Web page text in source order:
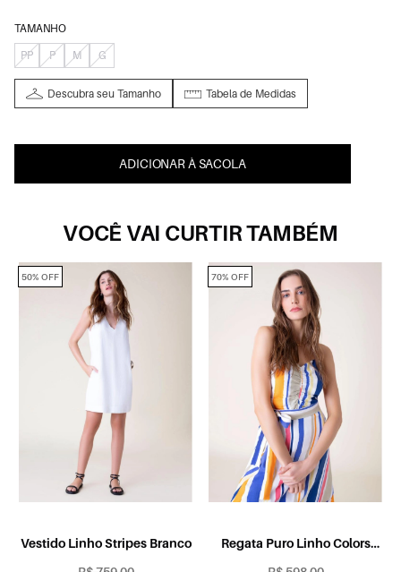
TAMANHO
PP
P M G
Descubra seu Tamanho Tabela de Medidas
ADICIONAR À SACOLA
VOCÊ VAI CURTIR TAMBÉM
Vestido Linho Stripes Branco
50% OFF
Regata Puro Linho Colors
70% OFF